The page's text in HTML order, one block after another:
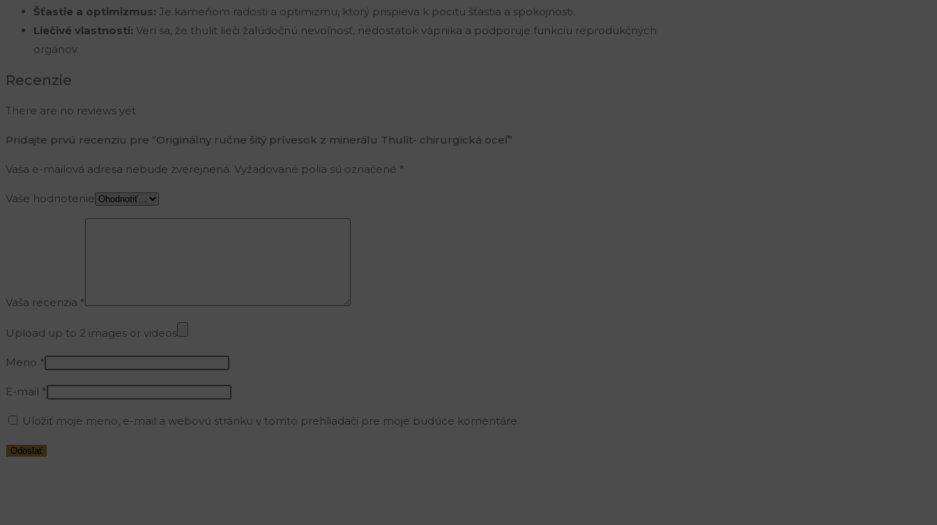
Šťastie a optimizmus: Je kameňom radosti a optimizmu, ktorý prispieva k pocitu šťastia a spokojnosti.
Liečivé vlastnosti: Verí sa, že thulit lieči žalúdočnú nevoľnosť, nedostatok vápnika a podporuje funkciu reprodukčných
orgánov.
Recenzie
There are no reviews yet
Pridajte prvú recenziu pre “Originálny ručne šitý prívesok z minerálu Thulit- chirurgická oceľ”
Vaša e-mailová adresa nebude zverejnená. Vyžadované polia sú označené *
Vaše hodnotenie
Vaša recenzia *
Upload up to 2 images or videos
Meno *
E-mail *
Uložiť moje meno, e-mail a webovú stránku v tomto prehliadači pre moje budúce komentáre.